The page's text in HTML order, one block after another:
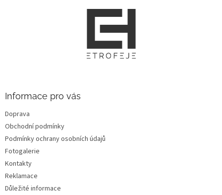
Informace pro vás
Doprava
Obchodní podmínky
Podmínky ochrany osobních údajů
Fotogalerie
Kontakty
Reklamace
Důležité informace